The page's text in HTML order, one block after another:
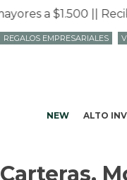
a $1.500 || Recibí tu
NEW ALTO
REGALOS EMPRESARIALES
Carteras,